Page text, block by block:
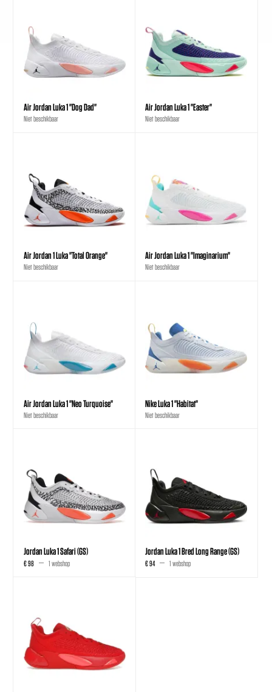
Air Jordan Luka 1 "Dog Dad"
Niet beschikbaar
Air Jordan Luka 1 "Easter"
Niet beschikbaar
Air Jordan 1 Luka "Total Orange"
Niet beschikbaar
Air Jordan Luka 1 "Imaginarium"
Niet beschikbaar
Air Jordan Luka 1 "Neo Turquoise"
Niet beschikbaar
Nike Luka 1 "Habitat"
Niet beschikbaar
Jordan Luka 1 Safari (GS)
€ 98 1 webshop
Jordan Luka 1 Bred Long Range (GS)
€ 94 1 webshop